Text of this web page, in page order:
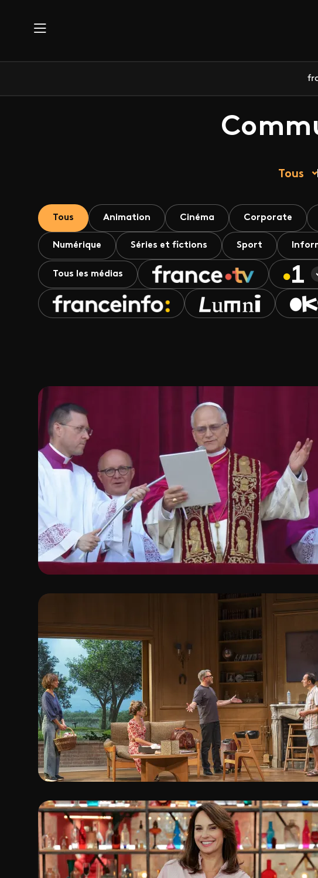
Tous
Tous Animation Cinéma Corporate
Numérique Séries et fictions Sport
Tous les médias